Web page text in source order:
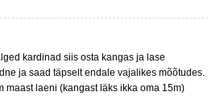
kardinad siis osta kangas ja lase
ja saad täpselt endale vajalikes mõõtudes.
maast laeni (kangast läks ikka oma 15m)